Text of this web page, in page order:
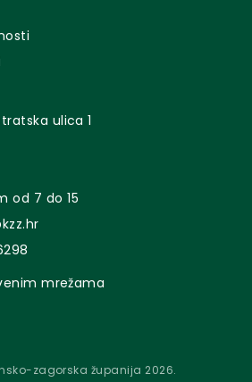
ulica 1
od 7 do 15
mrežama
zagorska županija 2026.